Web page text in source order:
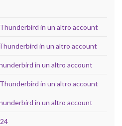
in un altro account
in un altro account
in un altro account
in un altro account
in un altro account